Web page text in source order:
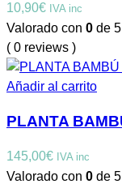
10,90€ IVA inc
Valorado con 0 de 5
( 0 reviews )
Añadir al carrito
PLANTA
145,00€ IVA inc
Valorado con 0 de 5